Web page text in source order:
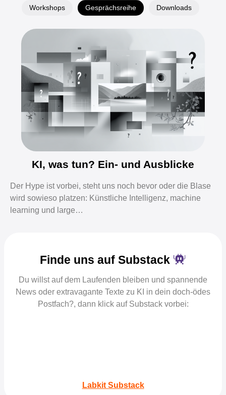
Workshops Gesprächsreihe Downloads
KI, was tun? Ein- und Ausblicke
Der Hype ist vorbei, steht uns noch bevor oder die Blase
wird sowieso platzen: Künstliche Intelligenz, machine
learning und large…
Finde uns auf Substack
Du willst auf dem Laufenden bleiben und spannende
News oder extravagante Texte zu KI in dein doch-ödes
Postfach?, dann klick auf Substack vorbei:
Labkit Substack